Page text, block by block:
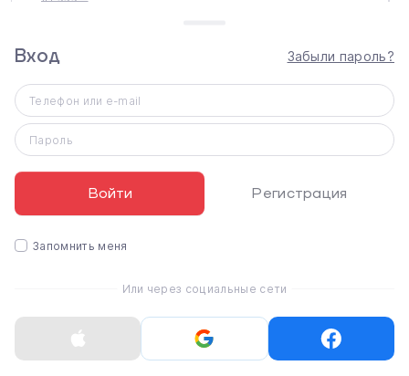
Новый дизайн и характеристики iPhone
15 и iPhone 15 Plus
iPhone 15 и iPhone 15 Plus с первым цветным задним
стеклом с потрясающей текстурированной матовой
поверхностью и новым контурным краем на
динамичным островом и усовершенствованной
системой камер, разработанной, чтобы помочь
пользователям делать фантастические фотографии
повседневных моментов своей жизни. Мощная
Вход Забыли пароль?
Телефон или e-mail
Пароль
Войти Регистрация
Запомнить меня
Или через социальные сети